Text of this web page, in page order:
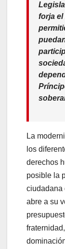
forja el
La
los
derechos
posible la
ciudadana
abre a su